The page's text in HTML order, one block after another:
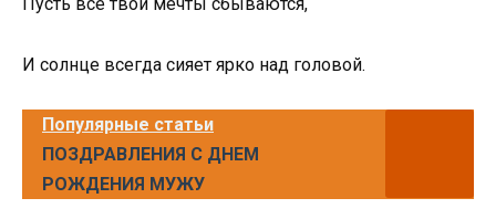
Пусть все твои мечты сбываются,
И солнце всегда сияет ярко над головой.
Популярные статьи
ПОЗДРАВЛЕНИЯ С ДНЕМ
РОЖДЕНИЯ МУЖУ